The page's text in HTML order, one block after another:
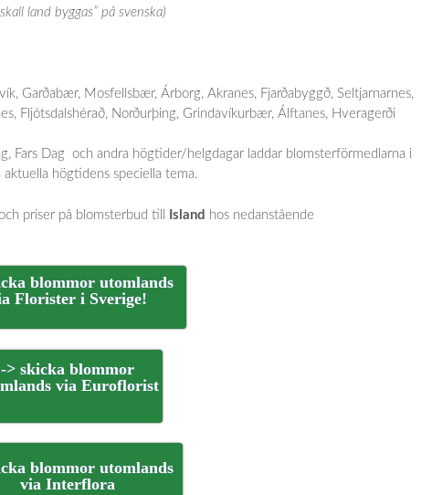
land byggas” på svenska)
Garðabær, Mosfellsbær, Árborg, Akranes, Fjarðabyggð, Seltjarnarnes,
Fljótsdalshérað, Norðurþing, Grindavíkurbær, Álftanes, Hveragerði
Fars Dag och andra högtider/helgdagar laddar blomsterförmedlarna i
högtidens speciella tema.
priser på blomsterbud till Island hos nedanstående
blommor utomlands
Florister i Sverige!
-> skicka blommor
via Euroflorist
blommor utomlands
via Interflora